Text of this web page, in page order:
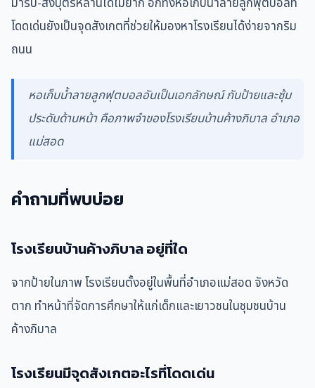
มารับ-ส่งบุตรหลานได้ไม่ยาก อีกทั้งหอเก็บน้ำลายลูกฟุตบอลที่
โดดเด่นยังเป็นจุดสังเกตที่ช่วยให้มองหาโรงเรียนได้ง่ายจากริม
ถนน
หอเก็บน้ำลายลูกฟุตบอลอันเป็นเอกลักษณ์ กับป้ายและซุ้ม
ประดับด้านหน้า คือภาพจำของโรงเรียนบ้านค้างภิบาล อำเภอ
แม่สอด
คำถามที่พบบ่อย
โรงเรียนบ้านค้างภิบาล อยู่ที่ใด
จากป้ายในภาพ โรงเรียนตั้งอยู่ในพื้นที่อำเภอแม่สอด จังหวัด
ตาก ทำหน้าที่จัดการศึกษาให้แก่เด็กและเยาวชนในชุมชนบ้าน
ค้างภิบาล
โรงเรียนมีจุดสังเกตอะไรที่โดดเด่น